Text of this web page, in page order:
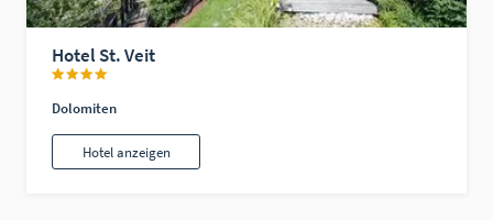
Hotel St. Veit
Dolomiten
Hotel anzeigen